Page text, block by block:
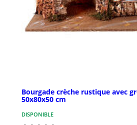
Bourgade crèche rustique avec
50x80x50 cm
DISPONIBLE